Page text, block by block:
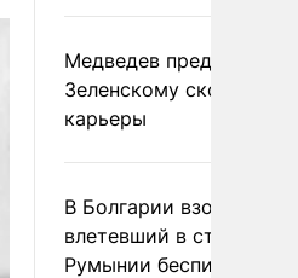
Медведев предрек
Зеленскому скорый
карьеры
В Болгарии взорвался
влетевший в страну из
Румынии беспилотник